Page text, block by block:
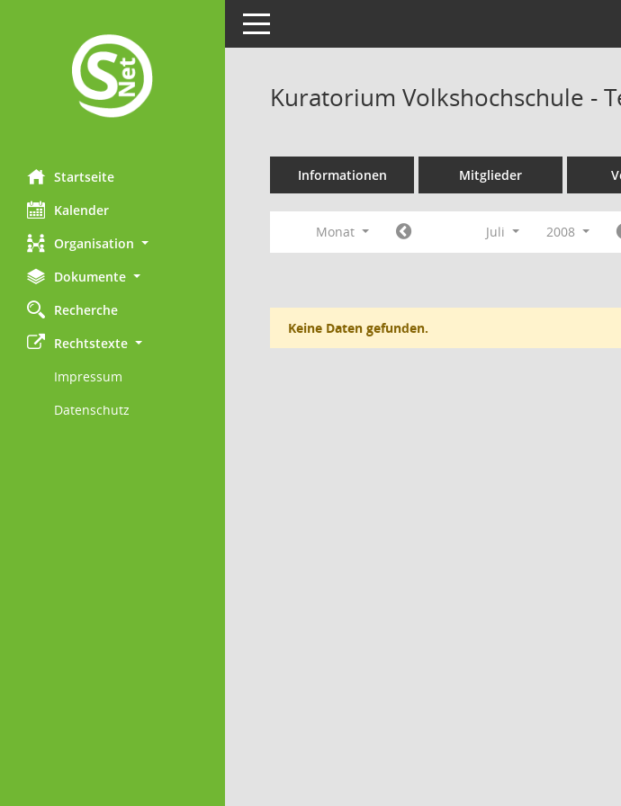
Startseite
Kalender
Organisation
Dokumente
Recherche
Rechtstexte
Impressum
Datenschutz
Toggle navigation
Kuratorium Volkshochschule -
Informationen Mitglieder
Monat Juli 2008
Keine Daten gefunden.